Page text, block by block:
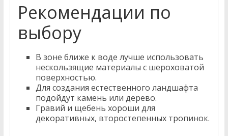
Рекомендации по
выбору
В зоне ближе к воде лучше использовать
нескользящие материалы с шероховатой
поверхностью.
Для создания естественного ландшафта
подойдут камень или дерево.
Гравий и щебень хороши для
декоративных, второстепенных тропинок.